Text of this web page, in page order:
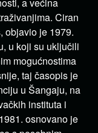
Ciran
objavio je 1979.
u koji su uključili
mogućnostima
taj časopis je
u Šangaju, na
instituta i
osnovano je